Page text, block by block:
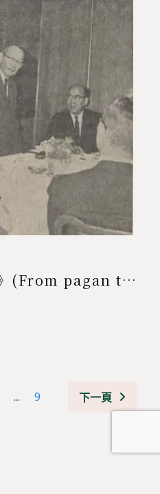
林語堂《歸回基督》(From pagan to christian)
... 9 下一頁